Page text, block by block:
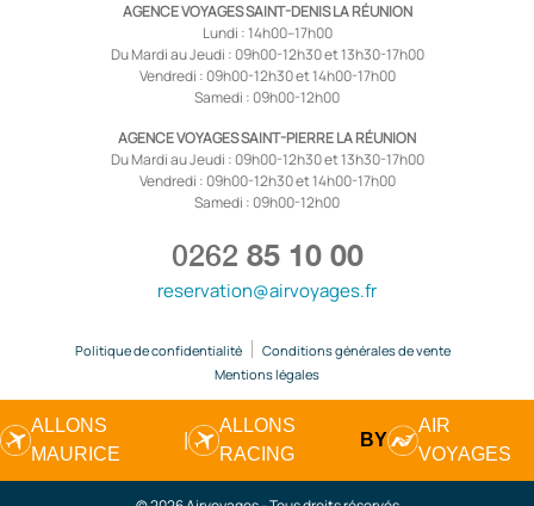
AGENCE VOYAGES SAINT-DENIS LA RÉUNION
Lundi : 14h00–17h00
Du Mardi au Jeudi : 09h00-12h30 et 13h30-17h00
Vendredi : 09h00-12h30 et 14h00-17h00
Samedi : 09h00-12h00
AGENCE VOYAGES SAINT-PIERRE LA RÉUNION
Du Mardi au Jeudi : 09h00-12h30 et 13h30-17h00
Vendredi : 09h00-12h30 et 14h00-17h00
Samedi : 09h00-12h00
0262 85 10 00
reservation@airvoyages.fr
Politique de confidentialité
Conditions générales de vente
Mentions légales
ALLONS
MAURICE
|
ALLONS
RACING
BY
AIR
VOYAGES